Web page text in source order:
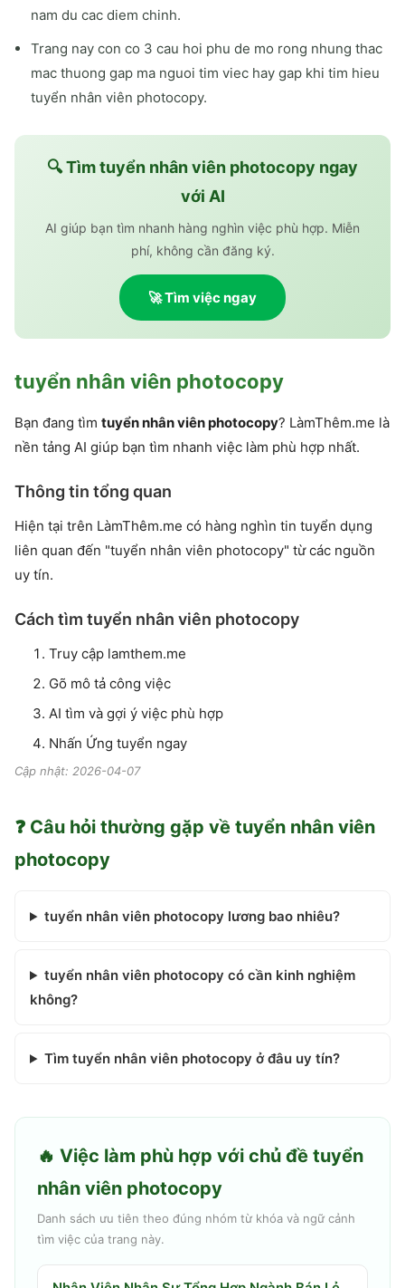
nam du cac diem chinh.
Trang nay con co 3 cau hoi phu de mo rong nhung thac
mac thuong gap ma nguoi tim viec hay gap khi tim hieu
tuyển nhân viên photocopy.
🔍 Tìmtuyển nhân viên photocopy ngay
với AI
AI giúp bạn tìm nhanh hàng nghìn việc phù hợp. Miễn
phí, không cần đăng ký.
🚀 Tìm việc ngay
tuyển nhân viên photocopy
Bạn đang tìm tuyển nhân viên photocopy? LàmThêm.me là
nền tảng AI giúp bạn tìm nhanh việc làm phù hợp nhất.
Thông tin tổng quan
Hiện tại trên LàmThêm.me có hàng nghìn tin tuyển dụng
liên quan đến "tuyển nhân viên photocopy" từ các nguồn
uy tín.
Cách tìm tuyển nhân viên photocopy
Truy cập lamthem.me
Gõ mô tả công việc
AI tìm và gợi ý việc phù hợp
Nhấn Ứng tuyển ngay
Cập nhật: 2026-04-07
❓ Câu hỏi thường gặp về tuyển nhân viên
photocopy
tuyển nhân viên photocopy lương bao nhiêu?
tuyển nhân viên photocopy có cần kinh nghiệm
không?
Tìm tuyển nhân viên photocopy ở đâu uy tín?
🔥 Việc làm phù hợp với chủ đề tuyển
nhân viên photocopy
Danh sách ưu tiên theo đúng nhóm từ khóa và ngữ cảnh
tìm việc của trang này.